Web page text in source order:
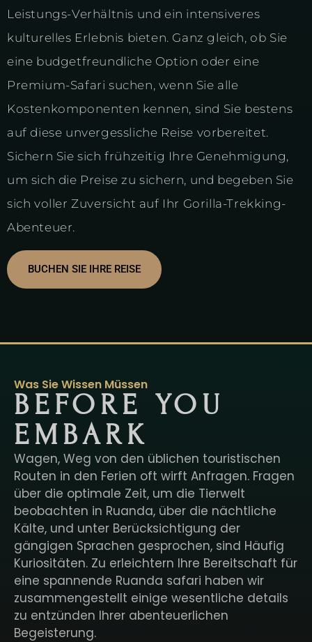
Leistungs-Verhältnis und ein intensiveres
kulturelles Erlebnis bieten. Ganz gleich, ob Sie
eine budgetfreundliche Option oder eine
Premium-Safari suchen, wenn Sie alle
Kostenkomponenten kennen, sind Sie bestens
auf diese unvergessliche Reise vorbereitet.
Sichern Sie sich frühzeitig Ihre Genehmigung,
um sich die Preise zu sichern, und begeben Sie
sich voller Zuversicht auf Ihr Gorilla-Trekking-
Abenteuer.
BUCHEN SIE IHRE REISE
Was Sie Wissen Müssen
BEFORE YOU
EMBARK
Wagen, Weg von den üblichen touristischen
Routen in den Ferien oft wirft Anfragen. Fragen
über die optimale Zeit, um die Tierwelt
beobachten in Ruanda, über die nächtliche
Kälte, und unter Berücksichtigung der
gängigen Sprachen gesprochen, sind Häufig
Kuriositäten. Zu erleichtern Ihre Bereitschaft für
eine spannende Ruanda safari haben wir
zusammengestellt einige wesentliche details
zu entzünden Ihrer abenteuerlichen
Begeisterung.